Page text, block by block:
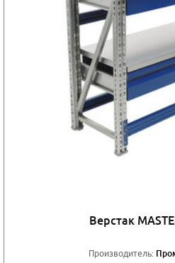
Верстак
Производитель: